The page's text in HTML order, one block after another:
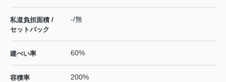
私道負担面積 /
セットバック
-/無
建ぺい率 60%
容積率 200%